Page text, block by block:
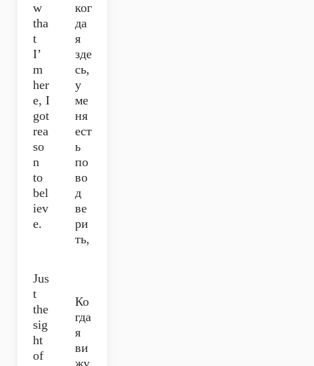
w
tha
t
I’
m
her
e, I
got
rea
so
n
to
bel
iev
e.
ког
да
я
зде
сь,
у
ме
ня
ест
ь
по
во
д
ве
ри
ть,
Jus
t
the
sig
ht
of
Ко
гда
я
ви
жу